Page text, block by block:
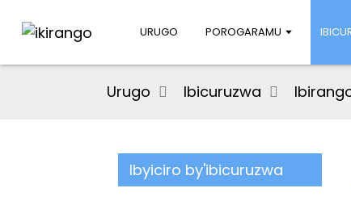
URUGO POROGARAMU
Urugo Ibicuruzwa
Ibyiciro by'ibicuruzwa